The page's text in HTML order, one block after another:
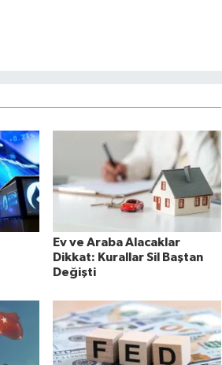
Ev ve Araba Alacaklar
Dikkat: Kurallar Sil Baştan
Değişti